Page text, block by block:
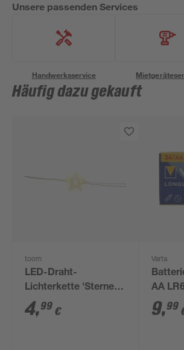
Unsere passenden Services
Handwerksservice
Häufig dazu gekauft
toom
LED-Draht-
Lichterkette 'Sterne'
20 LEDs warmweiß
150 cm
4,99 €
Varta
AA
9,99